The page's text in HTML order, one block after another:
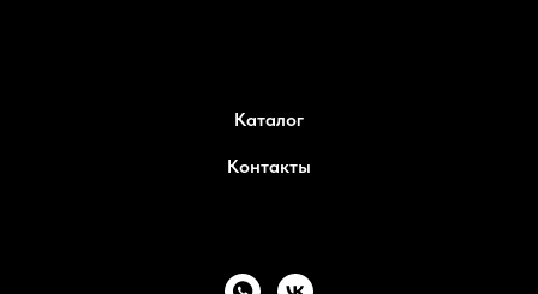
Каталог
Контакты